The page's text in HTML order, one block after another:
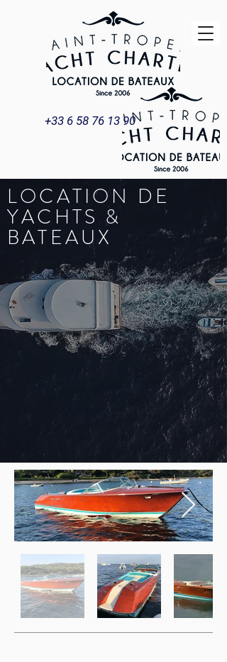
+33 6 58 76 13 90
LOCATION DE
YACHTS &
BATEAUX